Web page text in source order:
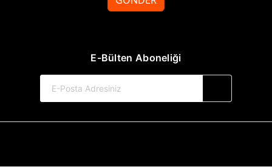
E-Bülten Aboneliği